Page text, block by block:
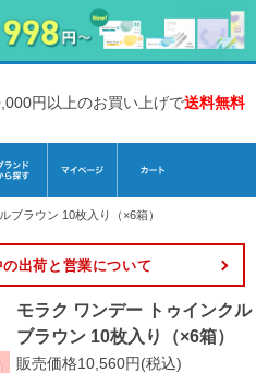
円以上のお買い上げで送料無料
ブラウン 10枚入り（×6箱）
出荷と営業について
モラク ワンデー トゥインクル
ブラウン 10枚入り（×6箱）
販売価格10,560円(税込)